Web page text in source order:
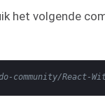
het volgende
community/React-